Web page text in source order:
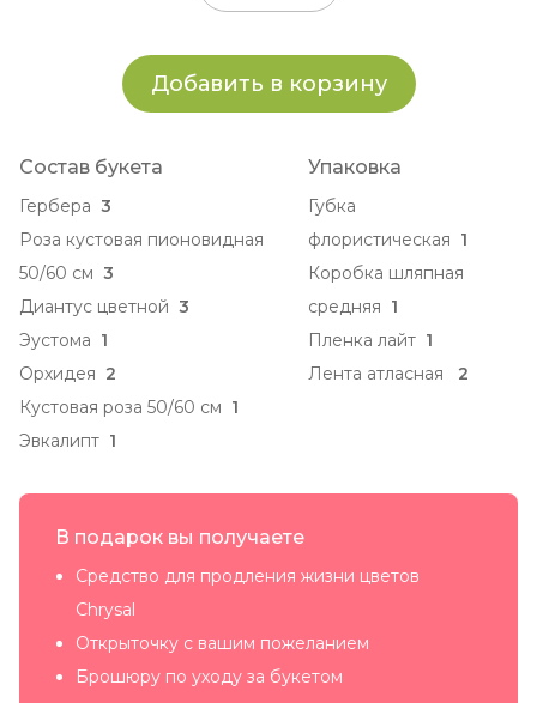
Добавить в корзину
Состав букета
Гербера 3
Роза кустовая пионовидная
50/60 см 3
Диантус цветной 3
Эустома 1
Орхидея 2
Кустовая роза 50/60 см 1
Эвкалипт 1
Упаковка
Губка
флористическая 1
Коробка шляпная
средняя 1
Пленка лайт 1
Лента атласная
2
В подарок вы получаете
Средство для продления жизни цветов
Chrysal
Открыточку с вашим пожеланием
Брошюру по уходу за букетом